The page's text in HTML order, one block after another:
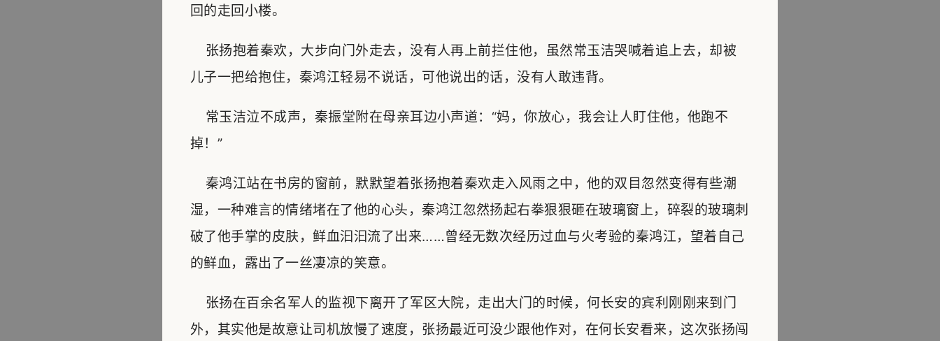
回的走回小楼。
张扬抱着秦欢，大步向门外走去，没有人再上前拦住他，虽然常玉洁哭喊着追上去，却被
儿子一把给抱住，秦鸿江轻易不说话，可他说出的话，没有人敢违背。
常玉洁泣不成声，秦振堂附在母亲耳边小声道：“妈，你放心，我会让人盯住他，他跑不
掉！”
秦鸿江站在书房的窗前，默默望着张扬抱着秦欢走入风雨之中，他的双目忽然变得有些潮
湿，一种难言的情绪堵在了他的心头，秦鸿江忽然扬起右拳狠狠砸在玻璃窗上，碎裂的玻璃刺
破了他手掌的皮肤，鲜血汩汩流了出来……曾经无数次经历过血与火考验的秦鸿江，望着自己
的鲜血，露出了一丝凄凉的笑意。
张扬在百余名军人的监视下离开了军区大院，走出大门的时候，何长安的宾利刚刚来到门
外，其实他是故意让司机放慢了速度，张扬最近可没少跟他作对，在何长安看来，这次张扬闯